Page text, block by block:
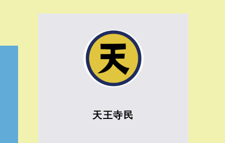
天王寺民